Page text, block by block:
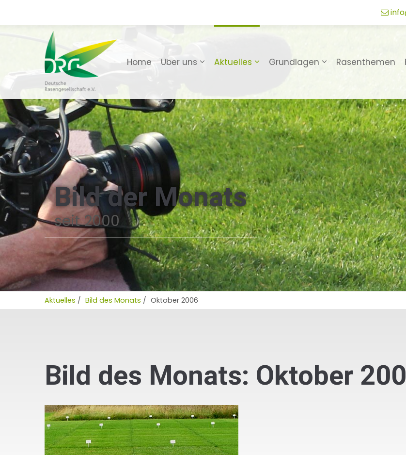
Home Über uns Aktuelles Grundlagen Rasenthemen
Bild der Monats
seit 2000
Aktuelles / Bild des Monats / Oktober 2006
Bild des Monats: Oktober